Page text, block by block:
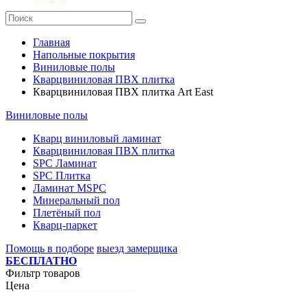
Главная
Напольные покрытия
Виниловые полы
Кварцвиниловая ПВХ плитка
Кварцвиниловая ПВХ плитка Art East
Виниловые полы
Кварц виниловый ламинат
Кварцвиниловая ПВХ плитка
SPC Ламинат
SPC Плитка
Ламинат MSPC
Минеральный пол
Плетёный пол
Кварц-паркет
Помощь в подборе выезд замерщика
БЕСПЛАТНО
Фильтр товаров
Цена